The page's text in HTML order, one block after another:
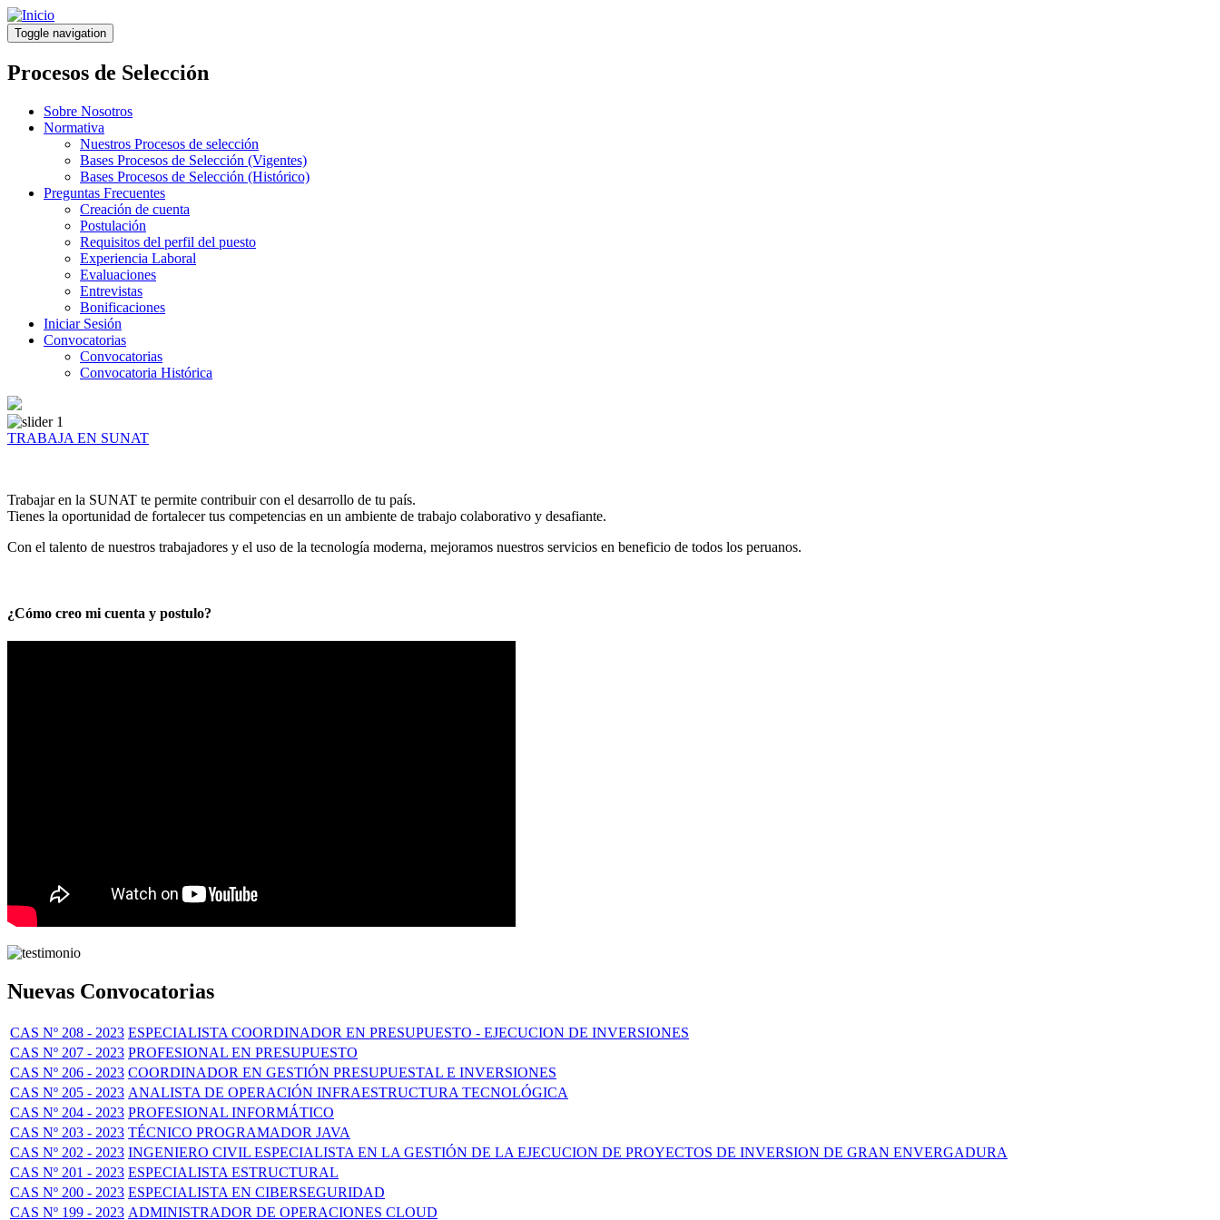
Pasar
al
contenido
principal
Toggle navigation
Procesos de Selección
Sobre Nosotros
Normativa
Nuestros Procesos de selección
Bases Procesos de Selección (Vigentes)
Bases Procesos de Selección (Histórico)
Preguntas Frecuentes
Creación de cuenta
Postulación
Requisitos del perfil del puesto
Experiencia Laboral
Evaluaciones
Entrevistas
Bonificaciones
Iniciar Sesión
Convocatorias
Convocatorias
Convocatoria Histórica
TRABAJA EN SUNAT
Trabajar en la SUNAT te permite contribuir con el desarrollo de tu país.
Tienes la oportunidad de fortalecer tus competencias en un ambiente de trabajo colaborativo y desafiante.
Con el talento de nuestros trabajadores y el uso de la tecnología moderna, mejoramos nuestros servicios en beneficio de todos los peruanos.
¿Cómo creo mi cuenta y postulo?
Nuevas Convocatorias
CAS Nº 208 - 2023 ESPECIALISTA COORDINADOR EN PRESUPUESTO - EJECUCION DE INVERSIONES
CAS Nº 207 - 2023 PROFESIONAL EN PRESUPUESTO
CAS Nº 206 - 2023 COORDINADOR EN GESTIÓN PRESUPUESTAL E INVERSIONES
CAS Nº 205 - 2023 ANALISTA DE OPERACIÓN INFRAESTRUCTURA TECNOLÓGICA
CAS Nº 204 - 2023 PROFESIONAL INFORMÁTICO
CAS Nº 203 - 2023 TÉCNICO PROGRAMADOR JAVA
CAS Nº 202 - 2023 INGENIERO CIVIL ESPECIALISTA EN LA GESTIÓN DE LA EJECUCION DE PROYECTOS DE INVERSION DE GRAN ENVERGADURA
CAS Nº 201 - 2023 ESPECIALISTA ESTRUCTURAL
CAS Nº 200 - 2023 ESPECIALISTA EN CIBERSEGURIDAD
CAS Nº 199 - 2023 ADMINISTRADOR DE OPERACIONES CLOUD